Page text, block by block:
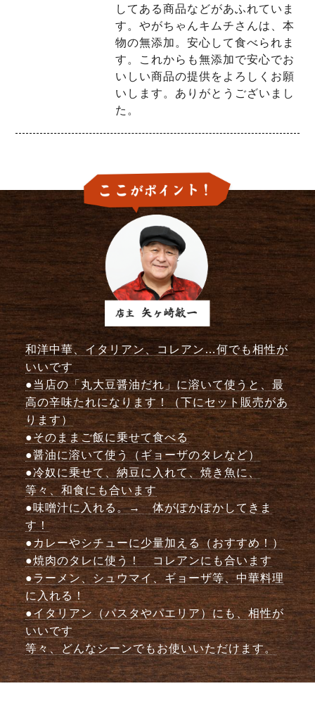
してある商品などがあふれていま
す。やがちゃんキムチさんは、本
物の無添加。安心して食べられま
す。これからも無添加で安心でお
いしい商品の提供をよろしくお願
いします。ありがとうございまし
た。
和洋中華、イタリアン、コレアン…何でも相性が
いいです
●当店の「丸大豆醤油だれ」に溶いて使うと、最
高の辛味たれになります！（下にセット販売があ
ります）
●そのままご飯に乗せて食べる
●醤油に溶いて使う（ギョーザのタレなど）
●冷奴に乗せて、納豆に入れて、焼き魚に、
等々、和食にも合います
●味噌汁に入れる。→ 体がぽかぽかしてきま
す！
●カレーやシチューに少量加える（おすすめ！）
●焼肉のタレに使う！ コレアンにも合います
●ラーメン、シュウマイ、ギョーザ等、中華料理
に入れる！
●イタリアン（パスタやパエリア）にも、相性が
いいです
等々、どんなシーンでもお使いいただけます。